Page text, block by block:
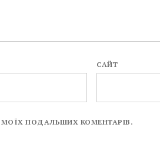
САЙТ
МОЇХ ПОДАЛЬШИХ КОМЕНТАРІВ.